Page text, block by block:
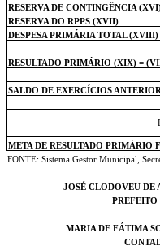
RESERVA DE CONTINGÊNCIA
RESERVA DO RPPS (XVII)
DESPESA PRIMÁRIA TOTAL
RESULTADO PRIMÁRIO (XIX) =
SALDO DE EXERCÍCIOS
META DE RESULTADO PRIMÁRIO
FONTE: Sistema Gestor Municipal,
JOSÉ CLODOVEU DE
MARIA DE FÁTIMA